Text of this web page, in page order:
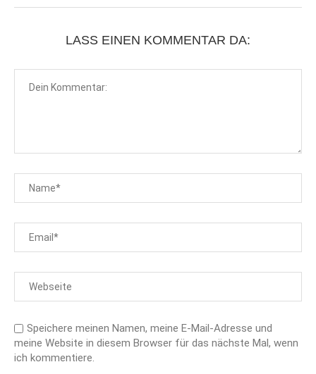
LASS EINEN KOMMENTAR DA:
Speichere meinen Namen, meine E-Mail-Adresse und
meine Website in diesem Browser für das nächste Mal, wenn
ich kommentiere.